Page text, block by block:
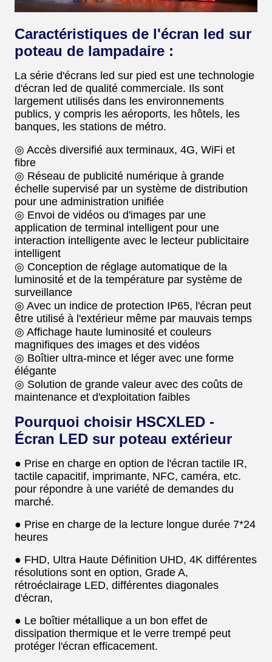
Caractéristiques de l'écran led sur
poteau de lampadaire :
La série d'écrans led sur pied est une technologie
d'écran led de qualité commerciale. Ils sont
largement utilisés dans les environnements
publics, y compris les aéroports, les hôtels, les
banques, les stations de métro.
◎ Accès diversifié aux terminaux, 4G, WiFi et
fibre
◎ Réseau de publicité numérique à grande
échelle supervisé par un système de distribution
pour une administration unifiée
◎ Envoi de vidéos ou d'images par une
application de terminal intelligent pour une
interaction intelligente avec le lecteur publicitaire
intelligent
◎ Conception de réglage automatique de la
luminosité et de la température par système de
surveillance
◎ Avec un indice de protection IP65, l'écran peut
être utilisé à l'extérieur même par mauvais temps
◎ Affichage haute luminosité et couleurs
magnifiques des images et des vidéos
◎ Boîtier ultra-mince et léger avec une forme
élégante
◎ Solution de grande valeur avec des coûts de
maintenance et d'exploitation faibles
Pourquoi choisir HSCXLED -
Écran LED sur poteau extérieur
● Prise en charge en option de l'écran tactile IR,
tactile capacitif, imprimante, NFC, caméra, etc.
pour répondre à une variété de demandes du
marché.
● Prise en charge de la lecture longue durée 7*24
heures
● FHD, Ultra Haute Définition UHD, 4K différentes
résolutions sont en option, Grade A,
rétroéclairage LED, différentes diagonales
d'écran,
● Le boîtier métallique a un bon effet de
dissipation thermique et le verre trempé peut
protéger l'écran efficacement.